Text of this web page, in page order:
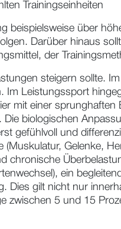
Trainingseinheiten
beispielsweise über
Darüber hinaus
der
steigern sollte.
Leistungssport
mit einer
biologischen
gefühlvoll und
Gelenke,
chronische
ein
Dies gilt nicht nur
zwischen 5 und 15